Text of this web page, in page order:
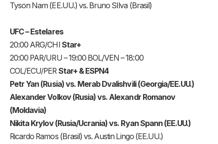
Tyson Nam (EE.UU.) vs. Bruno SIlva (Brasil)
UFC – Estelares
20:00 ARG/CHIStar+
20:00 PAR/URU – 19:00 BOL/VEN – 18:00
COL/ECU/PER Star+ & ESPN4
Petr Yan (Rusia) vs. Merab Dvalishvili (Georgia/EE.UU.)
Alexander Volkov (Rusia) vs. Alexandr Romanov
(Moldavia)
Nikita Krylov (Rusia/Ucrania) vs. Ryan Spann (EE.UU.)
Ricardo Ramos (Brasil) vs. Austin Lingo (EE.UU.)